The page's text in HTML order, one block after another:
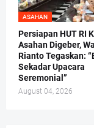
ASAHAN
Persiapan HUT RI
Asahan Digeber,
Rianto Tegaskan:
Sekadar Upacara
Seremonial”
August 04, 2026